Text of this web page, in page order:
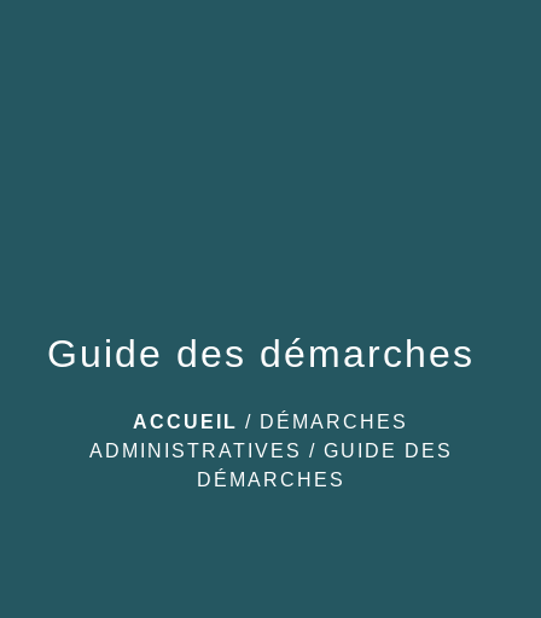
Guide des démarches
ACCUEIL / DÉMARCHES
ADMINISTRATIVES / GUIDE DES
DÉMARCHES